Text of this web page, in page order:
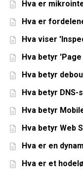
Hva er
Hva er
Hva viser
Hva betyr
Hva betyr
Hva betyr DNS-
Hva betyr
Hva betyr Web
Hva er en
Hva er et